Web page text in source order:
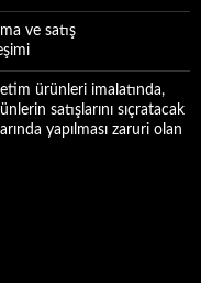
ve satış
ürünleri imalatında,
satışlarını sıçratacak
yapılması zaruri olan